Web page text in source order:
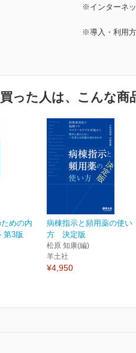
※インターネ
※導入・利用
った人は、こんな商
めの内
第3版
病棟指示と頻用薬の使い
方 決定版
松原 知康(編)
羊土社
¥4,950